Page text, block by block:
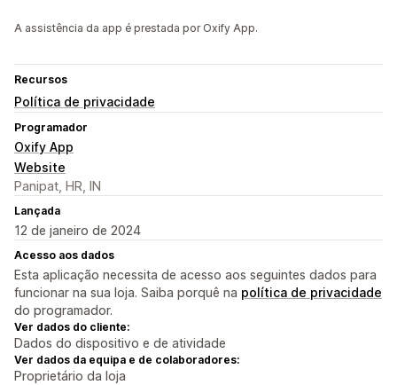
A assistência da app é prestada por Oxify App.
Recursos
Política de privacidade
Programador
Oxify App
Website
Panipat, HR, IN
Lançada
12 de janeiro de 2024
Acesso aos dados
Esta aplicação necessita de acesso aos seguintes dados para
funcionar na sua loja. Saiba porquê na política de privacidade
do programador.
Ver dados do cliente:
Dados do dispositivo e de atividade
Ver dados da equipa e de colaboradores:
Proprietário da loja